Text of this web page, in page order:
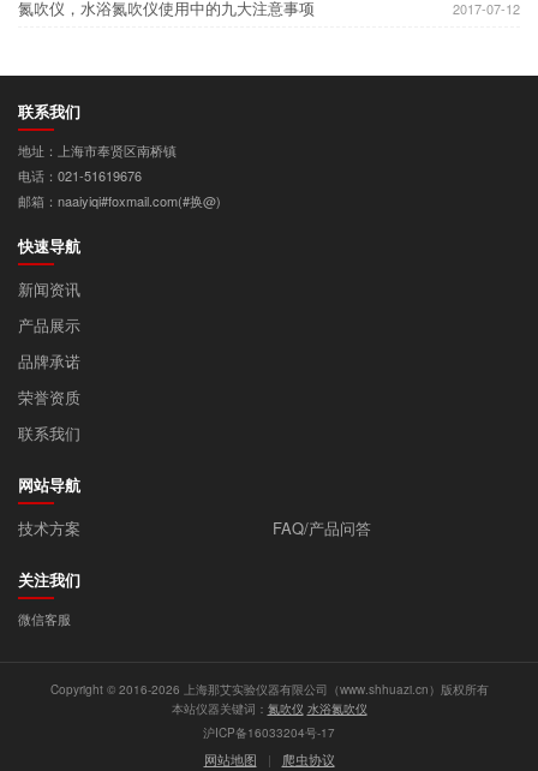
氮吹仪，水浴氮吹仪使用中的九大注意事项 2017-07-12
联系我们
地址：上海市奉贤区南桥镇
电话：021-51619676
邮箱：naaiyiqi#foxmail.com(#换@)
快速导航
新闻资讯
产品展示
品牌承诺
荣誉资质
联系我们
网站导航
技术方案
FAQ/产品问答
关注我们
微信客服